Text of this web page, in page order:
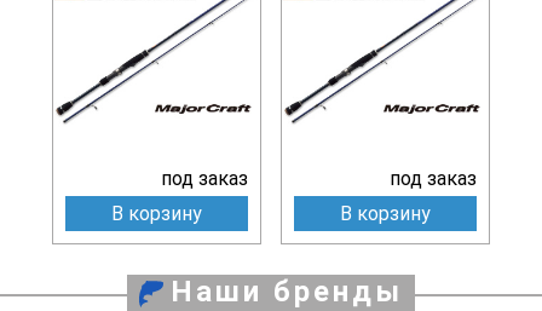
под заказ
В корзину
под заказ
В корзину
Наши бренды